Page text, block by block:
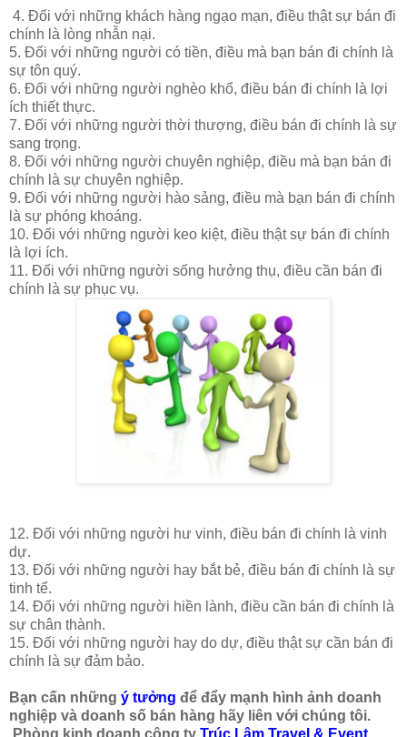
4. Đối với những khách hàng ngạo mạn, điều thật sự bán đi
chính là lòng nhẫn nại.
5. Đối với những người có tiền, điều mà bạn bán đi chính là
sự tôn quý.
6. Đối với những người nghèo khổ, điều bán đi chính là lợi
ích thiết thực.
7. Đối với những người thời thượng, điều bán đi chính là sự
sang trọng.
8. Đối với những người chuyên nghiệp, điều mà bạn bán đi
chính là sự chuyên nghiệp.
9. Đối với những người hào sảng, điều mà bạn bán đi chính
là sự phóng khoáng.
10. Đối với những người keo kiệt, điều thật sự bán đi chính
là lợi ích.
11. Đối với những người sống hưởng thụ, điều cần bán đi
chính là sự phục vụ.
12. Đối với những người hư vinh, điều bán đi chính là vinh
dự.
13. Đối với những người hay bắt bẻ, điều bán đi chính là sự
tinh tế.
14. Đối với những người hiền lành, điều cần bán đi chính là
sự chân thành.
15. Đối với những người hay do dự, điều thật sự cần bán đi
chính là sự đảm bảo.
Bạn cấn những ý tưởng để đẩy mạnh hình ảnh doanh
nghiệp và doanh số bán hàng hãy liên với chúng tôi.
Phòng kinh doanh công ty Trúc Lâm Travel & Event